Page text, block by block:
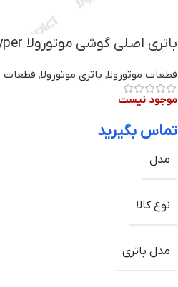
باتری اصلی گوشی موتورولا One Hyper مدل KG50 | ظرفیت 4000mAh
قطعات موتورولا, باتری موتورولا, قطعات
موجود نیست
تماس بگیرید
مدل
نوع کالا
مدل باتری